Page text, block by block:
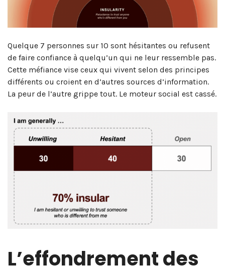
Quelque 7 personnes sur 10 sont hésitantes ou refusent
de faire confiance à quelqu’un qui ne leur ressemble pas.
Cette méfiance vise ceux qui vivent selon des principes
différents ou croient en d’autres sources d’information.
La peur de l’autre grippe tout. Le moteur social est cassé.
L’effondrement des